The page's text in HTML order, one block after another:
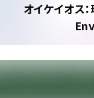
オイケイオ